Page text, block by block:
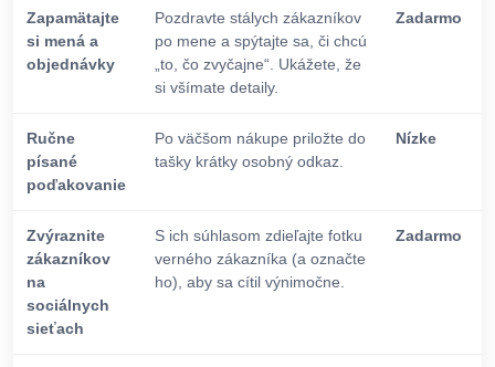
Zapamätajte
si mená a
objednávky
Pozdravte stálych zákazníkov
po mene a spýtajte sa, či chcú
„to, čo zvyčajne“. Ukážete, že
si všímate detaily.
Zadarmo
Ručne
písané
poďakovanie
Po väčšom nákupe priložte do
tašky krátky osobný odkaz.
Nízke
Zvýraznite
zákazníkov
na
sociálnych
sieťach
S ich súhlasom zdieľajte fotku
verného zákazníka (a označte
ho), aby sa cítil výnimočne.
Zadarmo